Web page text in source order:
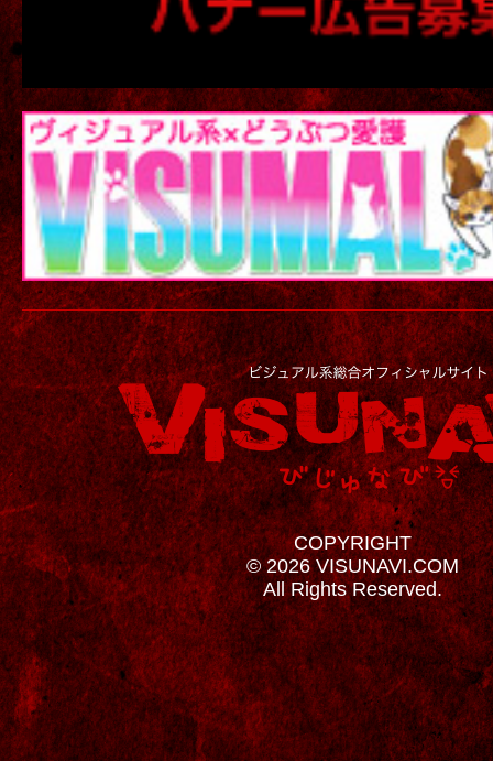
COPYRIGHT
© 2026 VISUNAVI.COM
All Rights Reserved.